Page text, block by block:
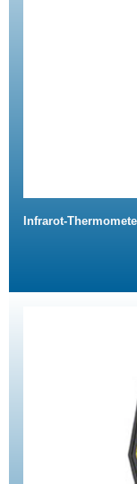
Infrarot-